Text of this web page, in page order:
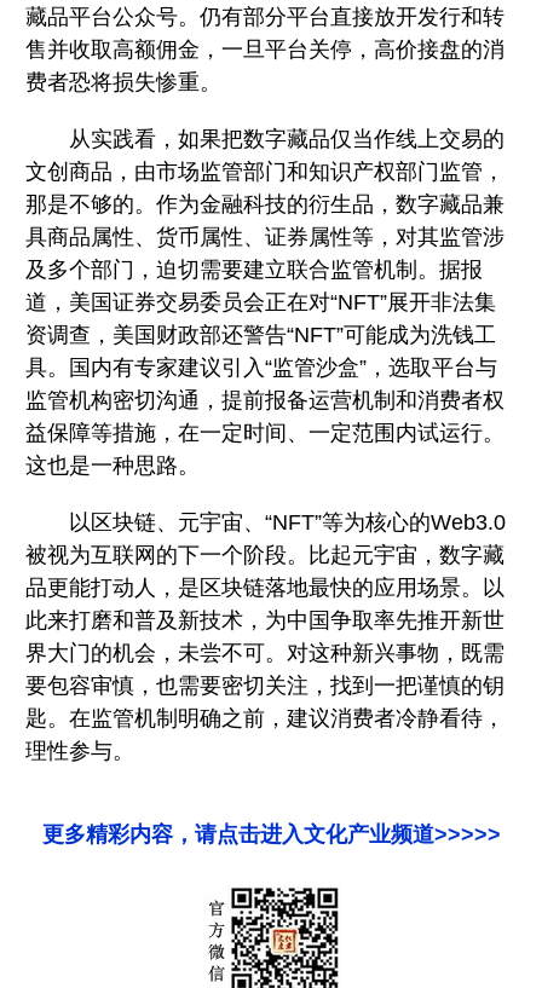
藏品平台公众号。仍有部分平台直接放开发行和转
售并收取高额佣金，一旦平台关停，高价接盘的消
费者恐将损失惨重。
从实践看，如果把数字藏品仅当作线上交易的
文创商品，由市场监管部门和知识产权部门监管，
那是不够的。作为金融科技的衍生品，数字藏品兼
具商品属性、货币属性、证券属性等，对其监管涉
及多个部门，迫切需要建立联合监管机制。据报
道，美国证券交易委员会正在对“NFT”展开非法集
资调查，美国财政部还警告“NFT”可能成为洗钱工
具。国内有专家建议引入“监管沙盒”，选取平台与
监管机构密切沟通，提前报备运营机制和消费者权
益保障等措施，在一定时间、一定范围内试运行。
这也是一种思路。
以区块链、元宇宙、“NFT”等为核心的Web3.0
被视为互联网的下一个阶段。比起元宇宙，数字藏
品更能打动人，是区块链落地最快的应用场景。以
此来打磨和普及新技术，为中国争取率先推开新世
界大门的机会，未尝不可。对这种新兴事物，既需
要包容审慎，也需要密切关注，找到一把谨慎的钥
匙。在监管机制明确之前，建议消费者冷静看待，
理性参与。
更多精彩内容，请点击进入文化产业频道>>>>>